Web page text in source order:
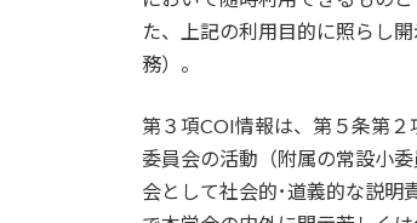
た、上記の利用目的に照らし
務）。
第３項COI情報は、第５条第２
委員会の活動（附属の常設小
会として社会的･道義的な説明